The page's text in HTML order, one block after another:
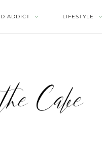
ADDICT LIFESTYLE